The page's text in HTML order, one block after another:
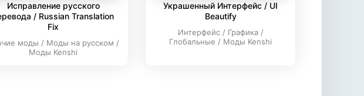
Исправление русского
/ Russian Translation
Fix
моды / Моды на русском /
Моды Kenshi
Украшенный Интерфейс / UI
Beautify
Интерфейс / Графика /
Глобальные / Моды Kenshi